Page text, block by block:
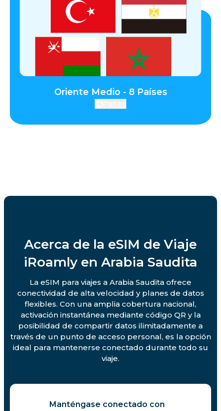
Oriente Medio - 8 Países
Acerca de la eSIM de Viaje
iRoamly en Arabia Saudita
La eSIM para viajes a Arabia Saudita ofrece
conectividad de alta velocidad y planes de datos
flexibles. Con una amplia cobertura nacional,
activación instantánea mediante código QR y la
posibilidad de compartir datos ilimitadamente a
través de un punto de acceso personal, es la opción
ideal para mantenerse conectado durante todo su
viaje.
Manténgase conectado con